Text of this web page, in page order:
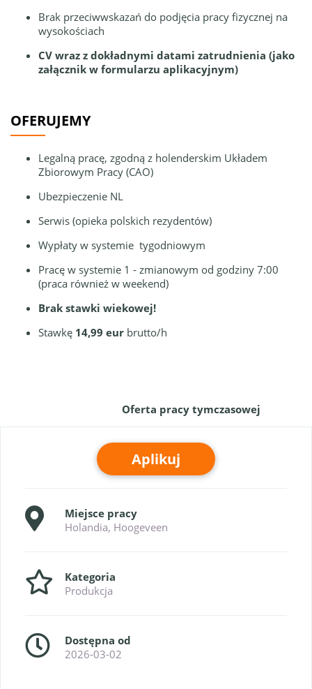
Brak przeciwwskazań do podjęcia pracy fizycznej na
wysokościach
CV wraz z dokładnymi datami zatrudnienia (jako
załącznik w formularzu aplikacyjnym)
OFERUJEMY
Legalną pracę, zgodną z holenderskim Układem
Zbiorowym Pracy (CAO)
Ubezpieczenie NL
Serwis (opieka polskich rezydentów)
Wypłaty w systemie tygodniowym
Pracę w systemie 1 - zmianowym od godziny 7:00
(praca również w weekend)
Brak stawki wiekowej!
Stawkę 14,99 eur brutto/h
Oferta pracy tymczasowej
Aplikuj
Miejsce pracy
Holandia, Hoogeveen
Kategoria
Produkcja
Dostępna od
2026-03-02